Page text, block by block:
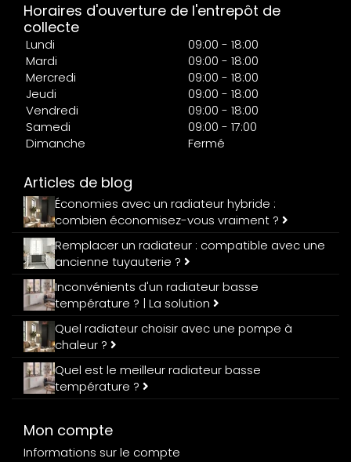
Horaires d'ouverture de l'entrepôt de
collecte
Lundi
09:00 - 18:00
Mardi
09:00 - 18:00
Mercredi
09:00 - 18:00
Jeudi
09:00 - 18:00
Vendredi
09:00 - 18:00
Samedi
09:00 - 17:00
Dimanche
Fermé
Articles de blog
Économies avec un radiateur hybride :
combien économisez-vous vraiment ?
Remplacer un radiateur : compatible avec une
ancienne tuyauterie ?
Inconvénients d'un radiateur basse
température ? | La solution
Quel radiateur choisir avec une pompe à
chaleur ?
Quel est le meilleur radiateur basse
température ?
Mon compte
Informations sur le compte